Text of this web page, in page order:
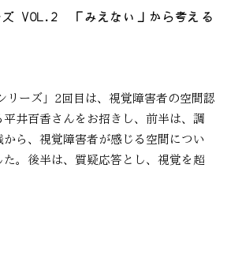
ズ VOL.2 「みえない」から考える
リーズ」2回目は、視覚障害者の空間認
井百香さんをお招きし、前半は、調
ら、視覚障害者が感じる空間につい
。後半は、質疑応答とし、視覚を超